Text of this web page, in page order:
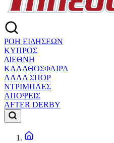
ΡΟΗ ΕΙΔΗΣΕΩΝ
ΚΥΠΡΟΣ
ΔΙΕΘΝΗ
ΚΑΛΑΘΟΣΦΑΙΡΑ
ΑΛΛΑ ΣΠΟΡ
ΝΤΡΙΜΠΛΕΣ
ΑΠΟΨΕΙΣ
AFTER DERBY